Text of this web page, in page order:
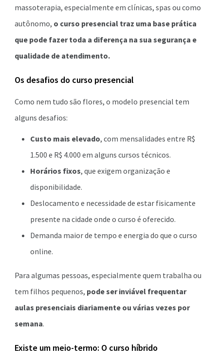
massoterapia, especialmente em clínicas, spas ou como
autônomo, o curso presencial traz uma base prática
que pode fazer toda a diferença na sua segurança e
qualidade de atendimento.
Os desafios do curso presencial
Como nem tudo são flores, o modelo presencial tem
alguns desafios:
Custo mais elevado, com mensalidades entre R$
1.500 e R$ 4.000 em alguns cursos técnicos.
Horários fixos, que exigem organização e
disponibilidade.
Deslocamento e necessidade de estar fisicamente
presente na cidade onde o curso é oferecido.
Demanda maior de tempo e energia do que o curso
online.
Para algumas pessoas, especialmente quem trabalha ou
tem filhos pequenos, pode ser inviável frequentar
aulas presenciais diariamente ou várias vezes por
semana.
Existe um meio-termo: O curso híbrido